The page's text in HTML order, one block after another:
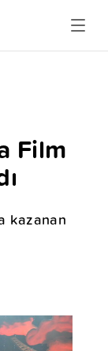
Film
kazanan